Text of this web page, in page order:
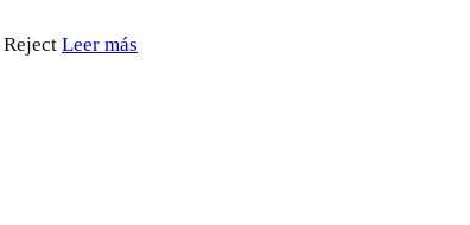
Reject Leer más